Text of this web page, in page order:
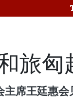
旅匈
席王廷惠会